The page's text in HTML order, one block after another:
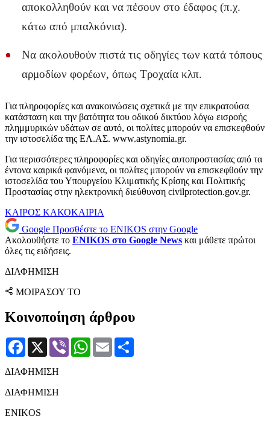
αποκολληθούν και να πέσουν στο έδαφος (π.χ.
κάτω από μπαλκόνια).
Να ακολουθούν πιστά τις οδηγίες των κατά τόπους
αρμοδίων φορέων, όπως Τροχαία κλπ.
Για πληροφορίες και ανακοινώσεις σχετικά με την επικρατούσα
κατάσταση και την βατότητα του οδικού δικτύου λόγω εισροής
πλημμυρικών υδάτων σε αυτό, οι πολίτες μπορούν να επισκεφθούν
την ιστοσελίδα της ΕΛ.ΑΣ. www.astynomia.gr.
Για περισσότερες πληροφορίες και οδηγίες αυτοπροστασίας από τα
έντονα καιρικά φαινόμενα, οι πολίτες μπορούν να επισκεφθούν την
ιστοσελίδα του Υπουργείου Κλιματικής Κρίσης και Πολιτικής
Προστασίας στην ηλεκτρονική διεύθυνση civilprotection.gov.gr.
ΚΑΙΡΟΣ ΚΑΚΟΚΑΙΡΙΑ
Google Προσθέστε το ENIKOS στην Google
Ακολουθήστε το ENIKOS στο Google News και μάθετε πρώτοι
όλες τις ειδήσεις.
ΔΙΑΦΗΜΙΣΗ
ΜΟΙΡΑΣΟΥ ΤΟ
Κοινοποίηση άρθρου
Facebook
X Viber WhatsApp
Email
ΔΙΑΦΗΜΙΣΗ
ΔΙΑΦΗΜΙΣΗ
ENIKOS